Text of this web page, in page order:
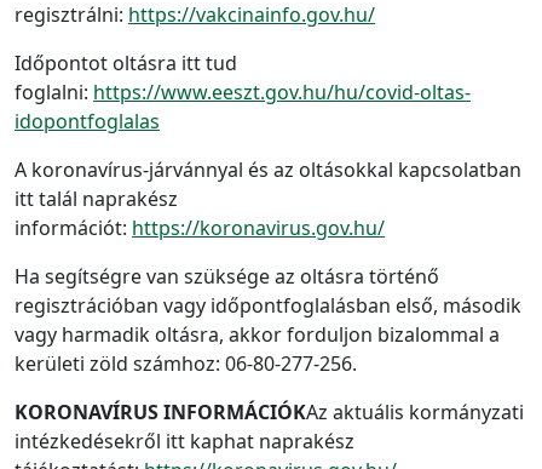
regisztrálni: https://vakcinainfo.gov.hu/
Időpontot oltásra itt tud
foglalni: https://www.eeszt.gov.hu/hu/covid-oltas-
idopontfoglalas
A koronavírus-járvánnyal és az oltásokkal kapcsolatban
itt talál naprakész
információt: https://koronavirus.gov.hu/
Ha segítségre van szüksége az oltásra történő
regisztrációban vagy időpontfoglalásban első, második
vagy harmadik oltásra, akkor forduljon bizalommal a
kerületi zöld számhoz: 06-80-277-256.
KORONAVÍRUS INFORMÁCIÓKAz aktuális kormányzati
intézkedésekről itt kaphat naprakész